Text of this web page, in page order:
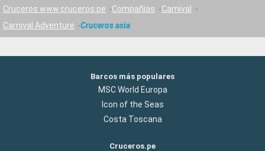
Cruceros www.cruceros.pe Compañías
Carnival
Carnival Adventure
Cruceros asia
Barcos más populares
MSC World Europa
Icon of the Seas
Costa Toscana
Cruceros.pe